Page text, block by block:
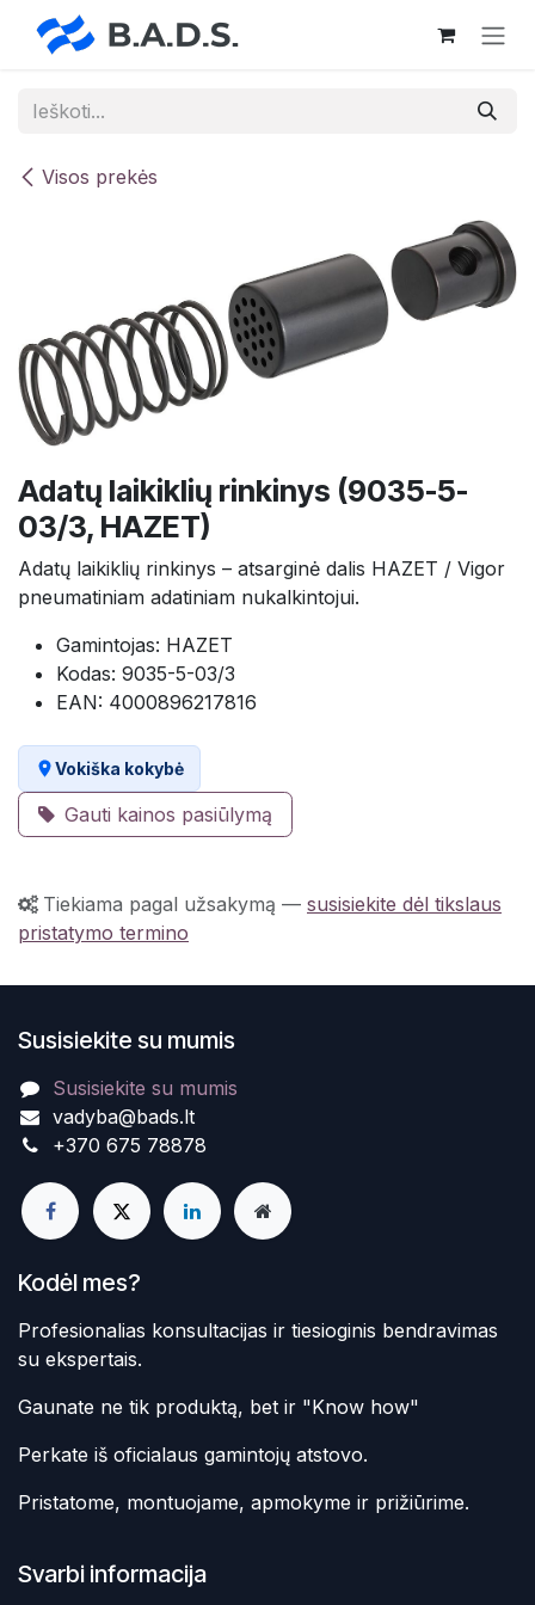
Skip to Content
Visos prekės
Adatų laikiklių rinkinys (9035-5-
03/3, HAZET)
Adatų laikiklių rinkinys – atsarginė dalis HAZET / Vigor
pneumatiniam adatiniam nukalkintojui.
Gamintojas: HAZET
Kodas: 9035-5-03/3
EAN: 4000896217816
Vokiška kokybė
Gauti kainos pasiūlymą
Tiekiama pagal užsakymą — susisiekite dėl tikslaus
pristatymo termino
Susisiekite su mumis
Susisiekite su mumis
vadyba@bads.lt
+370 675 78878
Kodėl mes?
Profesionalias konsultacijas ir tiesioginis bendravimas
su ekspertais.
Gaunate ne tik produktą, bet ir "Know how"
Perkate iš oficialaus gamintojų atstovo.
Pristatome, montuojame, apmokyme ir prižiūrime.
Svarbi informacija